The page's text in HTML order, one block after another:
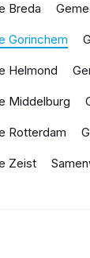
Breda
Gorinchem
Helmond
Middelburg
Rotterdam
Zeist